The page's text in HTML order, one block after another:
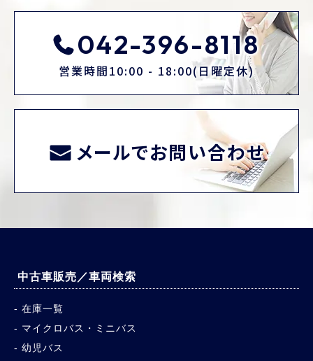
042-396-8118
営業時間10:00 - 18:00(日曜定休)
メールでお問い合わせ
中古車販売／車両検索
在庫一覧
マイクロバス・ミニバス
幼児バス